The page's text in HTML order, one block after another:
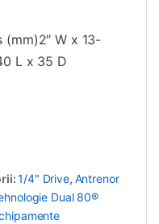
(mm)2″ W x 13-
L x 35 D
1/4" Drive, Antrenor
Dual 80®